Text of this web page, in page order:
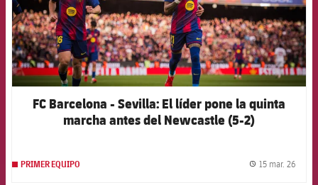
FC Barcelona - Sevilla: El líder pone la quinta
marcha antes del Newcastle (5-2)
PRIMER EQUIPO 15 mar. 26